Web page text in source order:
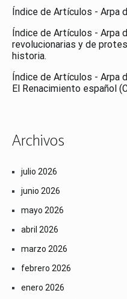
Índice de Artículos - Arpa
Índice de Artículos - Arpa
revolucionarias y de
historia.
Índice de Artículos - Arpa
El Renacimiento español
Archivos
julio 2026
junio 2026
mayo 2026
abril 2026
marzo 2026
febrero 2026
enero 2026